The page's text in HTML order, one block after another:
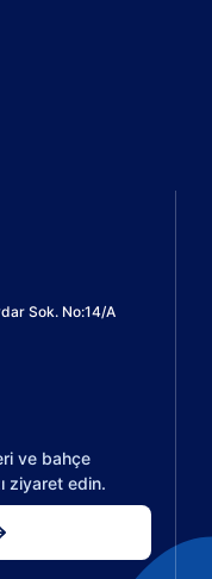
Sok. No:14/A
ve bahçe
ziyaret edin.